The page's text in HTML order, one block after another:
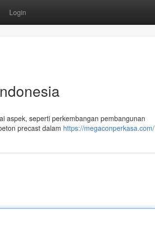
Login
aspek, seperti perkembangan pembangunan
precast dalam https://megaconperkasa.com/